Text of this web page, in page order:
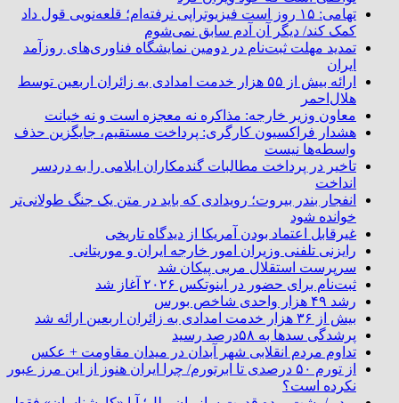
تهامی: ۱۵ روز است فیزیوتراپی نرفته‌ام؛ قلعه‌نویی قول داد
کمک کند/ دیگر آن آدم سابق نمی‌شوم
تمدید مهلت ثبت‌نام در دومین نمایشگاه فناوری‌های روزآمد
ایران
ارائه بیش از ۵۵ هزار خدمت امدادی به زائران اربعین توسط
هلال‌احمر
معاون وزیر خارجه: مذاکره نه معجزه است و نه خیانت
هشدار فراکسیون کارگری: پرداخت مستقیم، جایگزین حذف
واسطه‌ها نیست
تاخیر در پرداخت مطالبات گندمکاران ایلامی را به دردسر
انداخت
انفجار بندر بیروت؛ رویدادی که باید در متن یک جنگ طولانی‌تر
خوانده شود
غیرقابل اعتماد بودن آمریکا از دیدگاه تاریخی
رایزنی تلفنی وزیران امور خارجه ایران و موریتانی
سرپرست استقلال مربی پیکان شد
ثبت‌نام برای حضور در اینوتکس ۲۰۲۶ آغاز شد
رشد ۴۹ هزار واحدی شاخص بورس
بیش از ۳۶ هزار خدمت امدادی به زائران اربعین ارائه شد
پرشدگی سدها به ۵۸درصد رسید
تداوم مردم انقلابی شهر آبدان در میدان مقاومت + عکس
از تورم ۵۰ درصدی تا ابرتورم/ چرا ایران هنوز از این مرز عبور
نکرده است؟